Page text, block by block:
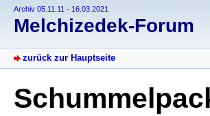
Archiv 05.11.11 - 16.03.2021
Melchizedek-Forum
zurück zur Hauptseite